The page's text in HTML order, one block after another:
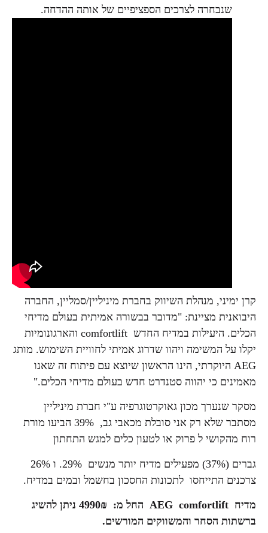
שנבחרה לצרכים הספציפיים של אותה ההדחה.
קרן ימיני, מנהלת השיווק בחברת מיניליין/סמליין, החברה
היבואנית מציינת: "מדובר בבשורה אמיתית בעולם מדיחי
הכלים. היעילות במדיח החדש comfortlift והארגונומיות
יקלו על המשימה ויהוו שדרוג אמיתי לחוויית השימוש. מותג
AEG היוקרתי, הינו הראשון שיוצא עם פיתוח זה שאנו
מאמינים כי יהווה סטנדרט חדש בעולם מדיחי הכלים."
מסקר שנערך מכון גאוקרטוגרפיה ע"י חברת מיניליין
מסתבר שלא רק אני סובלת מכאבי גב, 39% הביעו מורת
רוח מהקושי ל פרוק או לטעון כלים למגש התחתון
גברים (37%) מפעילים מדיח יותר מנשים 29%. ו 26%
צרכנים התייחסו לתכונות החסכון בחשמל ובמים במדיח.
מדיח AEG comfortlift החל מ: 4990₪ ניתן להשיג
ברשתות הסחר והמשווקים המורשים.